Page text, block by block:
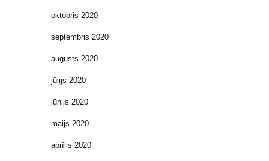
oktobris 2020
septembris 2020
augusts 2020
jūlijs 2020
jūnijs 2020
maijs 2020
aprīlis 2020